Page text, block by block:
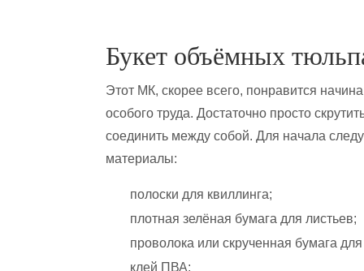
Букет объёмных
Этот МК, скорее всего, понравится
особого труда. Достаточно просто
соединить между собой. Для начала
материалы:
полоски для квиллинга;
плотная зелёная бумага для листьев;
проволока или скрученная бумага для
клей ПВА;